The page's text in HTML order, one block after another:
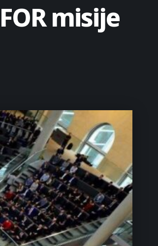
misije